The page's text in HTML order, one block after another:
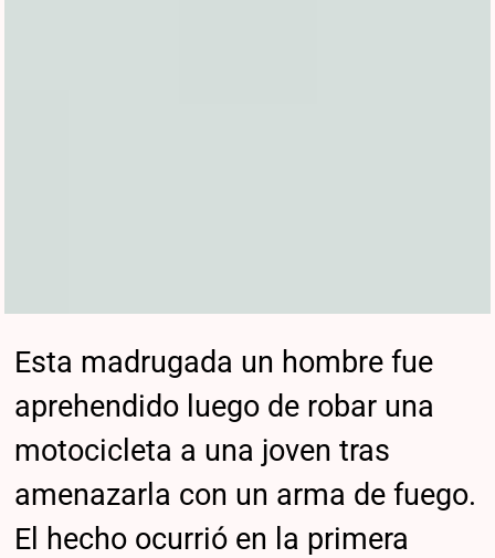
Esta madrugada un hombre fue
aprehendido luego de robar una
motocicleta a una joven tras
amenazarla con un arma de fuego.
El hecho ocurrió en la primera